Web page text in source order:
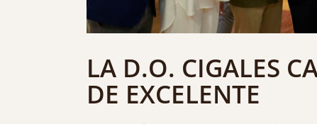
LA D.O. CIGALES
DE EXCELENTE